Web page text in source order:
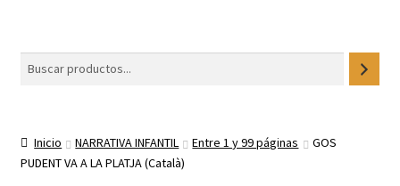
a
c
Buscar
Inicio NARRATIVA INFANTIL Entre 1 y 99 páginas
GOS
PUDENT VA A LA PLATJA (Català)